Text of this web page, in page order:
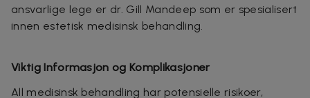
ansvarlige lege er dr. Gill Mandeep som er spesialisert
innen estetisk medisinsk behandling.
Viktig Informasjon og Komplikasjoner
All medisinsk behandling har potensielle risikoer,